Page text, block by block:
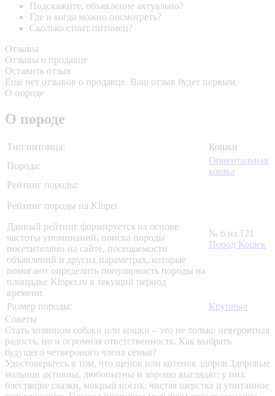
Подскажите, объявление актуально?
Где и когда можно посмотреть?
Сколько стоит питомец?
Отзывы
Отзывы о продавце
Оставить отзыв
Еще нет отзывов о продавце. Ваш отзыв будет первым.
О породе
О породе
Тип питомца:
Кошки
Порода:
Ориентальная
кошка
Рейтинг породы:
Рейтинг породы на Kinpet
Данный рейтинг формируется на основе
частоты упоминаний, поиска породы
посетителями на сайте, посещаемости
объявлений и других параметрах, которые
помогают определить популярность породы на
площадке Kinpet.ru в текущий период
времени.
№ 6 из 121
Пород Кошек
Размер породы:
Крупные
Советы
Стать хозяином собаки или кошки – это не только невероятная
радость, но и огромная ответственность. Как выбрать
будущего четвероного члена семьи?
Удостоверьтесь в том, что щенок или котенок здоров Здоровые
малыши активны, любопытны и хорошо выглядят: у них
блестящие глазки, мокрый носик, чистая шерстка и упитанное